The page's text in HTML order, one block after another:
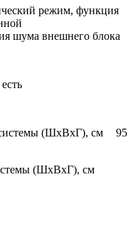
режим, функция
шума внешнего блока
есть
системы (ШxВxГ), см
95
(ШxВxГ), см